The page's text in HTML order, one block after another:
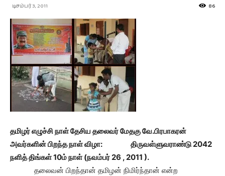
டிசம்பர் 3, 2011 86
தமிழர் எழுச்சி நாள் தேசிய தலைவர் மேதகு வே.பிரபாகரன்
அவர்களின் பிறந்த நாள் விழா:
திருவள்ளுவராண்டு 2042
நளித் திங்கள் 10ம் நாள் (நவம்பர் 26 , 2011 ).
தலைவன் பிறந்தான் தமிழன் நிமிர்ந்தான் என்ற